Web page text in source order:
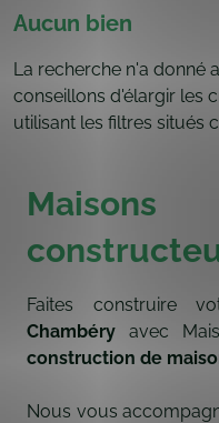
Aucun bien
La recherche n'a donné
conseillons d'élargir les
utilisant les filtres situés
Faites construire
Chambéry avec
construction de
Nous vous